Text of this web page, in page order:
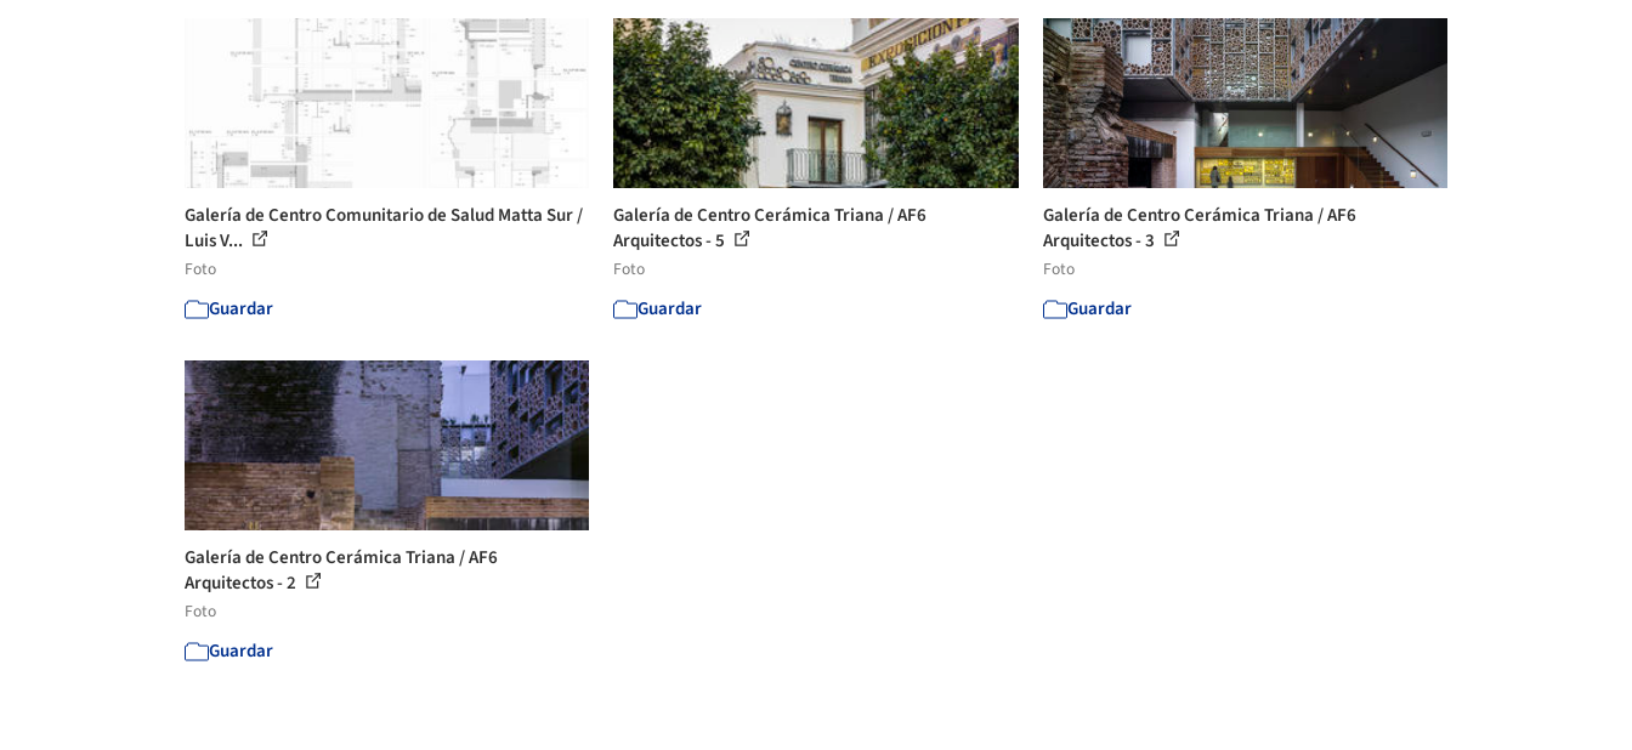
Galería de Centro Comunitario de Salud Matta Sur /
Luis V...
Foto
Guardar
Galería de Centro Cerámica Triana / AF6
Arquitectos - 5
Foto
Guardar
Galería de Centro Cerámica Triana / AF6
Arquitectos - 3
Foto
Guardar
Galería de Centro Cerámica Triana / AF6
Arquitectos - 2
Foto
Guardar